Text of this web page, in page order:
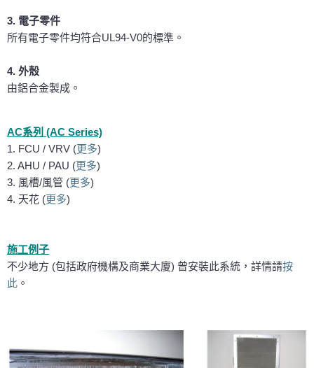
3. 電子零件
所有電子零件均符合UL94-V0的標準。
4. 外殼
由鋁合金製成。
AC系列 (AC Series)
1. FCU / VRV (更多)
2. AHU / PAU (更多)
3. 風槽/風管 (更多)
4. 天花 (更多)
施工例子
不少地方 (包括政府機構及商業大廈) 曾安裝此系統，詳情請按
此 。